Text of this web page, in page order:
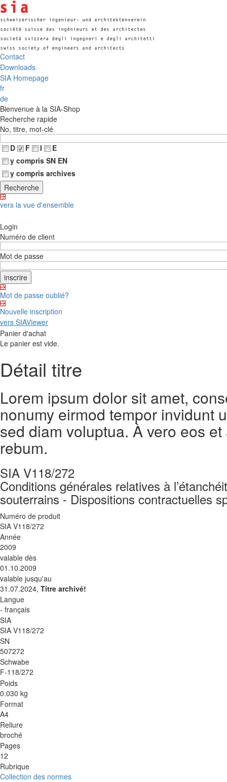
Contact
Downloads
SIA Homepage
fr
de
Bienvenue à la SIA-Shop
Recherche rapide
No, titre, mot-clé
D
F I
E
y compris SN EN
y compris archives
vers la vue d'ensemble
Login
Numéro de client
Mot de passe
Mot de passe oublié?
Nouvelle inscription
vers SIAViewer
Panier d'achat
Le panier est vide.
Détail titre
Lorem ipsum dolor sit amet,
nonumy eirmod tempor invidunt
sed diam voluptua. À vero eos
rebum.
SIA V118/272
Conditions générales relatives à
souterrains - Dispositions contractuelles
Numéro de produit
SIA V118/272
Année
2009
valable dès
01.10.2009
valable jusqu'au
31.07.2024, Titre archivé!
Langue
- français
SIA
SIA V118/272
SN
507272
Schwabe
F-118/272
Poids
0.030 kg
Format
A4
Reliure
broché
Pages
12
Rubrique
Collection des normes